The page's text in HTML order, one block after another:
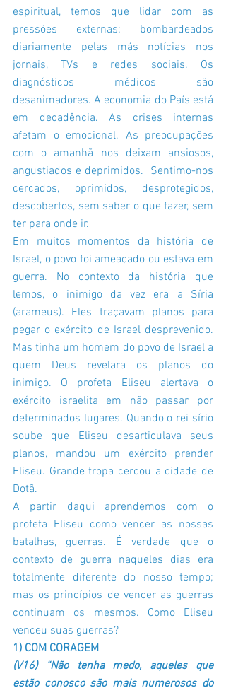
espiritual, temos que lidar com as
pressões externas: bombardeados
diariamente pelas más notícias nos
jornais, TVs e redes sociais. Os
diagnósticos médicos são
desanimadores. A economia do País está
em decadência. As crises internas
afetam o emocional. As preocupações
com o amanhã nos deixam ansiosos,
angustiados e deprimidos.  Sentimo-nos
cercados, oprimidos, desprotegidos,
descobertos, sem saber o que fazer, sem
ter para onde ir.
Em muitos momentos da história de
Israel, o povo foi ameaçado ou estava em
guerra. No contexto da história que
lemos, o inimigo da vez era a Síria
(arameus). Eles traçavam planos para
pegar o exército de Israel desprevenido.
Mas tinha um homem do povo de Israel a
quem Deus revelara os planos do
inimigo. O profeta Eliseu alertava o
exército israelita em não passar por
determinados lugares. Quando o rei sírio
soube que Eliseu desarticulava seus
planos, mandou um exército prender
Eliseu. Grande tropa cercou a cidade de
Dotã.
A partir daqui aprendemos com o
profeta Eliseu como vencer as nossas
batalhas, guerras. É verdade que o
contexto de guerra naqueles dias era
totalmente diferente do nosso tempo;
mas os princípios de vencer as guerras
continuam os mesmos. Como Eliseu
venceu suas guerras?
1) COM CORAGEM
(V16) “Não tenha medo, aqueles que
estão conosco são mais numerosos do